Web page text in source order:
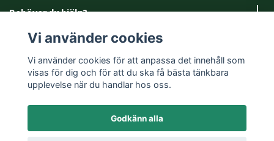
Behöver du hjälp?
Fotmeny
Sociala medier
Vi använder cookies
Vi använder cookies för att anpassa det innehåll som
visas för dig och för att du ska få bästa tänkbara
upplevelse när du handlar hos oss.
Godkänn alla